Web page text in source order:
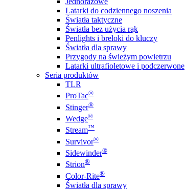
Latarki do codziennego noszenia
Światła taktyczne
Światła bez użycia rąk
Penlights i breloki do kluczy
Światła dla sprawy
Przygody na świeżym powietrzu
Latarki ultrafioletowe i podczerwone
Seria produktów
TLR
ProTac®
Stinger®
Wedge®
Stream™
Survivor®
Sidewinder®
Strion®
Color-Rite®
Światła dla sprawy